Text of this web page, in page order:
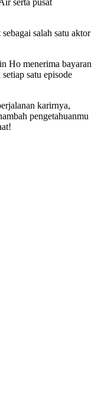
serta pusat
salah satu aktor
Ho menerima bayaran
satu episode
karirnya,
pengetahuanmu